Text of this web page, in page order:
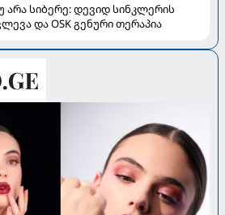
არა სიბერე: დევიდ სინკლერის
და OSK გენური თერაპია